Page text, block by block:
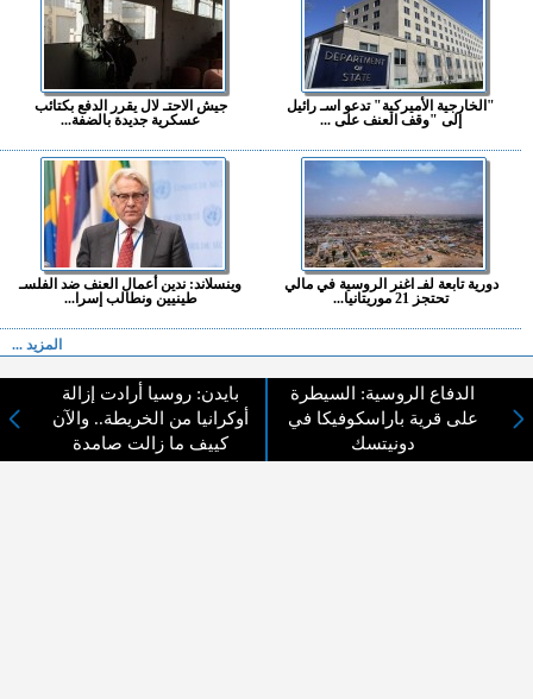
"الخارجية الأميركية" تدعو اسـ رائيل
إلى "وقف العنف على ...
جيش الاحتـ لال يقرر الدفع بكتائب
عسكرية جديدة بالضفة...
دورية تابعة لفـ اغنر الروسية في مالي
تحتجز 21 موريتانيا...
وينسلاند: ندين أعمال العنف ضد الفلسـ
طينيين ونطالب إسرا...
المزيد ...
اختيارات القراءالدفاع الروسية: السيطرة
على قرية باراسكوفيكا في
دونيتسك
بايدن: روسيا أرادت إزالة
أوكرانيا من الخريطة.. والآن
كييف ما زالت صامدة